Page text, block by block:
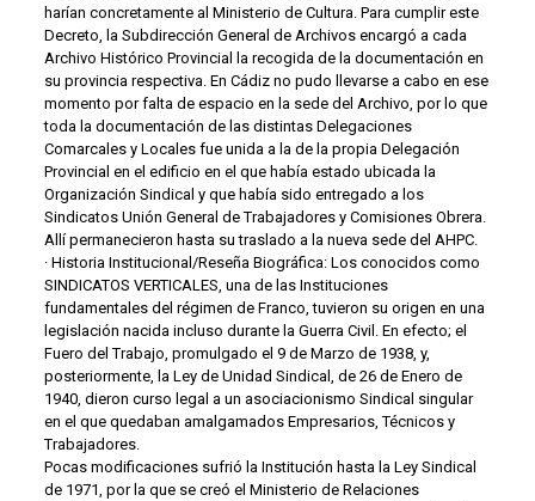
harían concretamente al Ministerio de Cultura. Para cumplir este
Decreto, la Subdirección General de Archivos encargó a cada
Archivo Histórico Provincial la recogida de la documentación en
su provincia respectiva. En Cádiz no pudo llevarse a cabo en ese
momento por falta de espacio en la sede del Archivo, por lo que
toda la documentación de las distintas Delegaciones
Comarcales y Locales fue unida a la de la propia Delegación
Provincial en el edificio en el que había estado ubicada la
Organización Sindical y que había sido entregado a los
Sindicatos Unión General de Trabajadores y Comisiones Obrera.
Allí permanecieron hasta su traslado a la nueva sede del AHPC.
· Historia Institucional/Reseña Biográfica: Los conocidos como
SINDICATOS VERTICALES, una de las Instituciones
fundamentales del régimen de Franco, tuvieron su origen en una
legislación nacida incluso durante la Guerra Civil. En efecto; el
Fuero del Trabajo, promulgado el 9 de Marzo de 1938, y,
posteriormente, la Ley de Unidad Sindical, de 26 de Enero de
1940, dieron curso legal a un asociacionismo Sindical singular
en el que quedaban amalgamados Empresarios, Técnicos y
Trabajadores.
Pocas modificaciones sufrió la Institución hasta la Ley Sindical
de 1971, por la que se creó el Ministerio de Relaciones